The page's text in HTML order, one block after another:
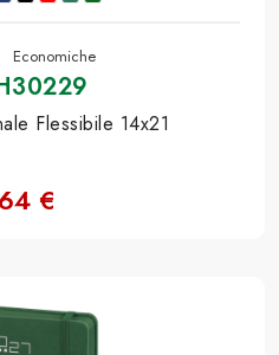
Economiche
Flessibile 14x21
€